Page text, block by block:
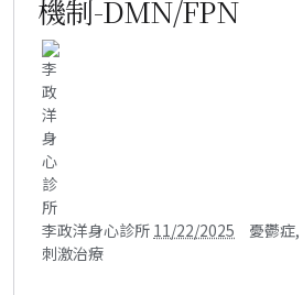
機制-DMN/FPN
李政洋身心診所 11/22/2025 憂鬱症,
刺激治療